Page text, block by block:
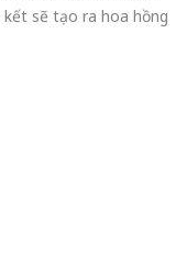
sẽ tạo ra hoa hồng